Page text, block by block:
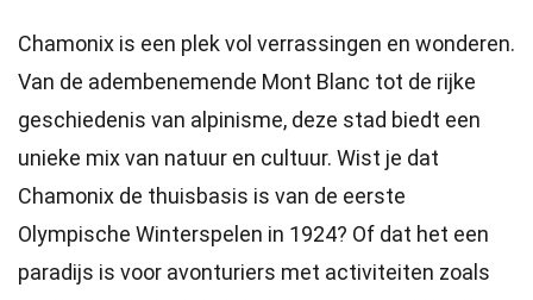
Chamonix is een plek vol verrassingen en wonderen.
Van de adembenemende Mont Blanc tot de rijke
geschiedenis van alpinisme, deze stad biedt een
unieke mix van natuur en cultuur. Wist je dat
Chamonix de thuisbasis is van de eerste
Olympische Winterspelen in 1924? Of dat het een
paradijs is voor avonturiers met activiteiten zoals